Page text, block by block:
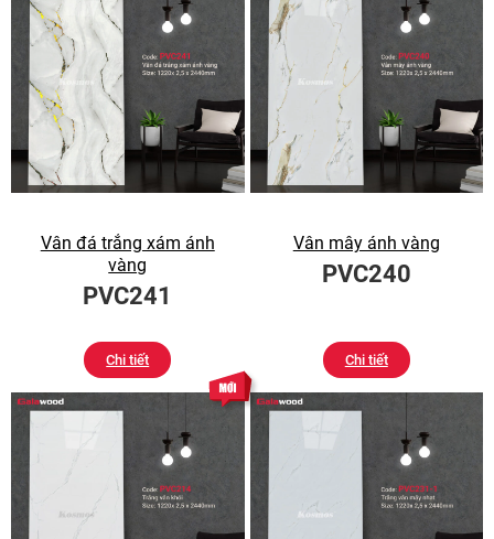
Vân đá trắng xám ánh
vàng
PVC241
Chi tiết
Vân mây ánh vàng
PVC240
Chi tiết